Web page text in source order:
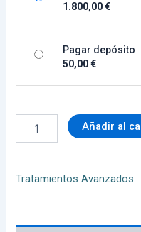
1.800,00€
Pagar depósito
50,00€
Añadir al
Tratamientos Avanzados